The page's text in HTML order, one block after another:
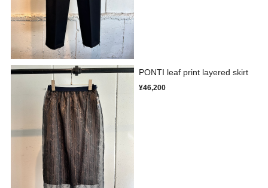
PONTI leaf print layered skirt
¥46,200